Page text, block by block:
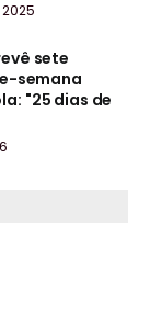
sete
semana
"25 dias de